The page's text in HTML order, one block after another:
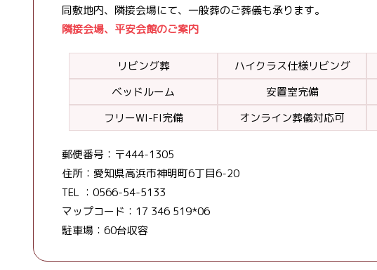
同敷地内、隣接会場にて、一般葬のご葬儀も承ります。
隣接会場、平安会館のご案内
リビング葬 ハイクラス仕様リビング
ベッドルーム
安置室完備
フリーWI-FI完備
オンライン葬儀対応可
郵便番号：〒444-1305
住所： 愛知県高浜市神明町6丁目6-20
TEL ： 0566-54-5133
マップコード：17 346 519*06
駐車場：60台収容